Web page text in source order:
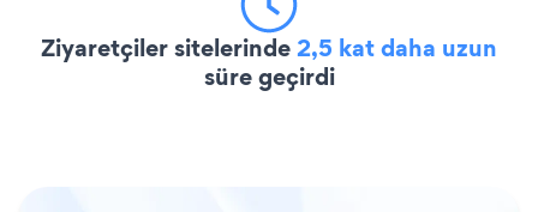
Ziyaretçiler sitelerinde2,5 kat daha uzun
süre geçirdi